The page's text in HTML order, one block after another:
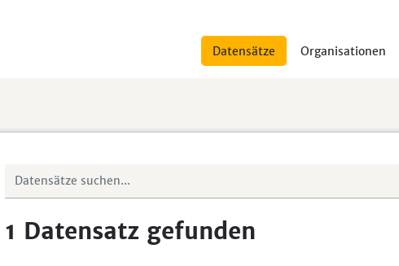
Datensätze Organisationen
1 Datensatz gefunden